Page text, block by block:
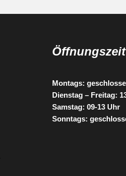
Öffnungszeit
Montags:
Dienstag – Freitag:
Samstag: 09-13 Uhr
Sonntags: